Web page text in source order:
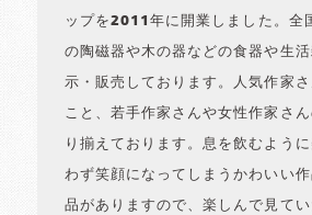
ップを2011年に開業しました。全
の陶磁器や木の器などの食器や生
示・販売しております。人気作家
こと、若手作家さんや女性作家さ
り揃えております。息を飲むよう
わず笑顔になってしまうかわいい
品がありますので、楽しんで見て